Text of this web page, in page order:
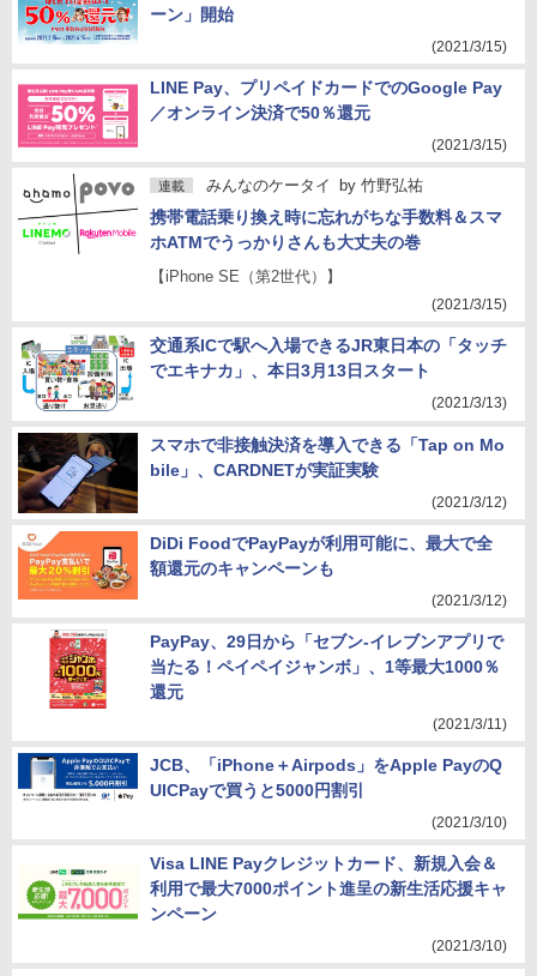
ーン」開始
(2021/3/15)
LINE Pay、プリペイドカードでのGoogle Pay
／オンライン決済で50％還元
(2021/3/15)
連載 みんなのケータイ by 竹野弘祐
携帯電話乗り換え時に忘れがちな手数料＆スマ
ホATMでうっかりさんも大丈夫の巻
【iPhone SE（第2世代）】
(2021/3/15)
交通系ICで駅へ入場できるJR東日本の「タッチ
でエキナカ」、本日3月13日スタート
(2021/3/13)
スマホで非接触決済を導入できる「Tap on Mo
bile」、CARDNETが実証実験
(2021/3/12)
DiDi FoodでPayPayが利用可能に、最大で全
額還元のキャンペーンも
(2021/3/12)
PayPay、29日から「セブン‐イレブンアプリで
当たる！ペイペイジャンボ」、1等最大1000％
還元
(2021/3/11)
JCB、「iPhone＋Airpods」をApple PayのQ
UICPayで買うと5000円割引
(2021/3/10)
Visa LINE Payクレジットカード、新規入会＆
利用で最大7000ポイント進呈の新生活応援キャ
ンペーン
(2021/3/10)